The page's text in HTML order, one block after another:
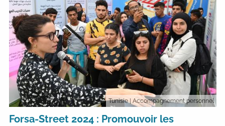
Tunisie| Accompagnement personnel
Forsa-Street 2024 : Promouvoir les